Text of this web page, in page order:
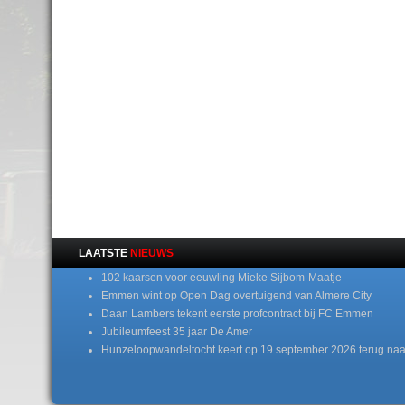
LAATSTE NIEUWS
102 kaarsen voor eeuwling Mieke Sijbom-Maatje
Emmen wint op Open Dag overtuigend van Almere City
Daan Lambers tekent eerste profcontract bij FC Emmen
Jubileumfeest 35 jaar De Amer
Hunzeloopwandeltocht keert op 19 september 2026 terug